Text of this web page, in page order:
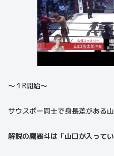
〜１R開始〜
サウスポー同士で身長差がある
解説の魔裟斗は「山口が入って